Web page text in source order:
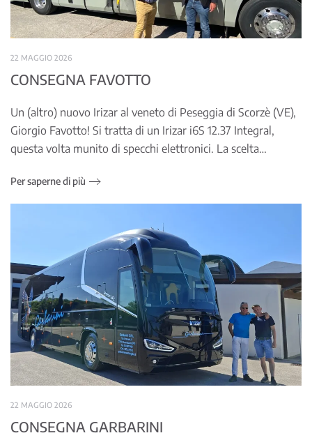
22 MAGGIO 2026
CONSEGNA FAVOTTO
Un (altro) nuovo Irizar al veneto di Peseggia di Scorzè (VE),
Giorgio Favotto! Si tratta di un Irizar i6S 12.37 Integral,
questa volta munito di specchi elettronici. La scelta…
Per saperne di più
22 MAGGIO 2026
CONSEGNA GARBARINI